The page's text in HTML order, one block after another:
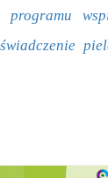
programu